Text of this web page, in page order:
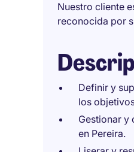
Nuestro cliente
reconocida por
Definir y
los
Gestionar y
en Pereira.